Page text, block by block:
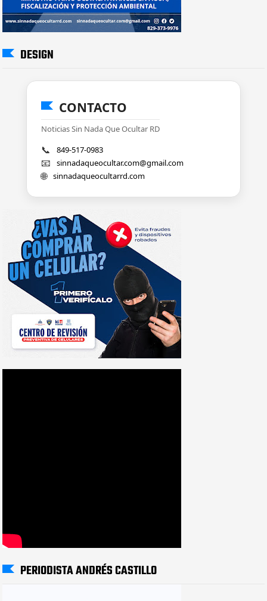
DESIGN
CONTACTO
Noticias Sin Nada Que Ocultar RD
📞 849-517-0983
📧 sinnadaqueocultar.com@gmail.com
🌐 sinnadaqueocultarrd.com
PERIODISTA ANDRÉS CASTILLO